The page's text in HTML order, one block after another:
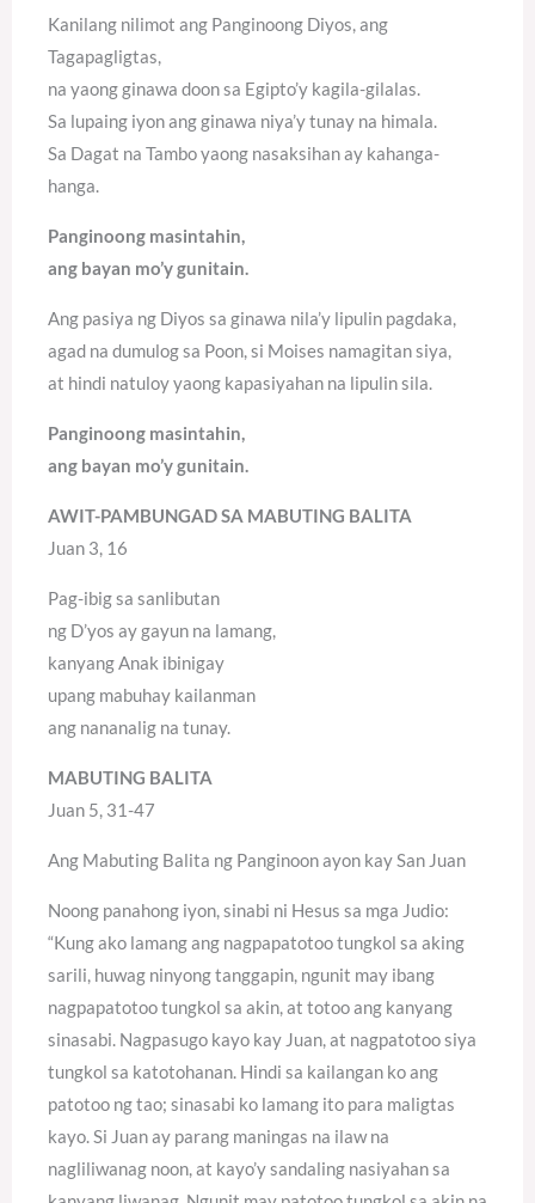
Kanilang nilimot ang Panginoong Diyos, ang
Tagapagligtas,
na yaong ginawa doon sa Egipto’y kagila-gilalas.
Sa lupaing iyon ang ginawa niya’y tunay na himala.
Sa Dagat na Tambo yaong nasaksihan ay kahanga-
hanga.
Panginoong masintahin,
ang bayan mo’y gunitain.
Ang pasiya ng Diyos sa ginawa nila’y lipulin pagdaka,
agad na dumulog sa Poon, si Moises namagitan siya,
at hindi natuloy yaong kapasiyahan na lipulin sila.
Panginoong masintahin,
ang bayan mo’y gunitain.
AWIT-PAMBUNGAD SA MABUTING BALITA
Juan 3, 16
Pag-ibig sa sanlibutan
ng D’yos ay gayun na lamang,
kanyang Anak ibinigay
upang mabuhay kailanman
ang nananalig na tunay.
MABUTING BALITA
Juan 5, 31-47
Ang Mabuting Balita ng Panginoon ayon kay San Juan
Noong panahong iyon, sinabi ni Hesus sa mga Judio:
“Kung ako lamang ang nagpapatotoo tungkol sa aking
sarili, huwag ninyong tanggapin, ngunit may ibang
nagpapatotoo tungkol sa akin, at totoo ang kanyang
sinasabi. Nagpasugo kayo kay Juan, at nagpatotoo siya
tungkol sa katotohanan. Hindi sa kailangan ko ang
patotoo ng tao; sinasabi ko lamang ito para maligtas
kayo. Si Juan ay parang maningas na ilaw na
nagliliwanag noon, at kayo’y sandaling nasiyahan sa